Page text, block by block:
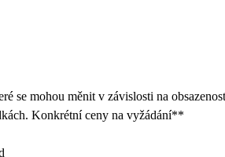
se mohou měnit v závislosti na
Konkrétní ceny na vyžádání**